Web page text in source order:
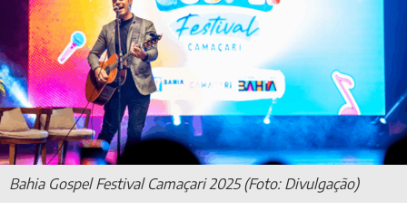
Bahia Gospel Festival Camaçari 2025 (Foto: Divulgação)